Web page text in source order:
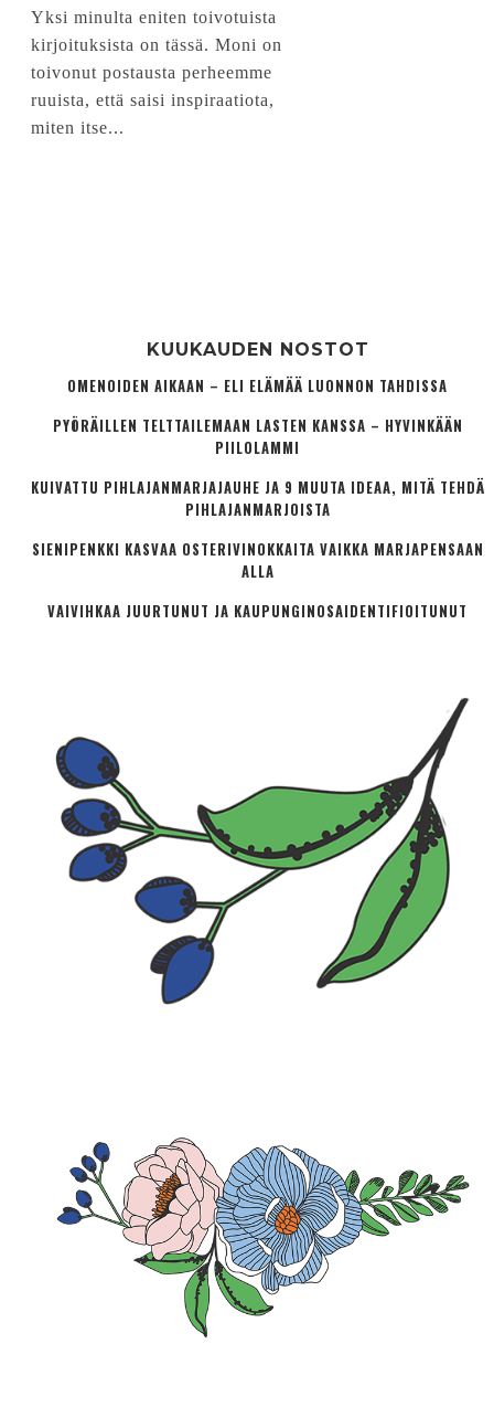
Yksi minulta eniten toivotuista
kirjoituksista on tässä. Moni on
toivonut postausta perheemme
ruuista, että saisi inspiraatiota,
miten itse...
KUUKAUDEN NOSTOT
OMENOIDEN AIKAAN – ELI ELÄMÄÄ LUONNON TAHDISSA
PYÖRÄILLEN TELTTAILEMAAN LASTEN KANSSA – HYVINKÄÄN
PIILOLAMMI
KUIVATTU PIHLAJANMARJAJAUHE JA 9 MUUTA IDEAA, MITÄ TEHDÄ
PIHLAJANMARJOISTA
SIENIPENKKI KASVAA OSTERIVINOKKAITA VAIKKA MARJAPENSAAN
ALLA
VAIVIHKAA JUURTUNUT JA KAUPUNGINOSA­IDENTIFIOITUNUT